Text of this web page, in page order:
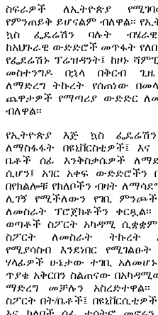
ስፍራዎች ለኢትዮጵያ
የምንጠይቅ ይሆናልም ብለዋል፡፡
ኳስ ፌዴሬሽን ባሉት
ከአህጉራዊ ውድድሮች መጥፋት
የፌደሬሽኑ ፕሬዝዳንት፤ ከዞኑ
መስተንግዶ በኋላ በቅርብ ጊዜ
ለማድረግ ትኩረት የሰጠነው
ጨዋታዎች የማጣሪያ ውድድር
ብለዋል፡፡
የኢትዮጵያ እጅ ኳስ ፌዴሬሽን
ለማስፋፋት በዩኒቨርስቲዎች፤ እና
ቤቶች ሰፊ እንቅስቃሴዎች
ሲሆን፤ አገር አቀፍ ውድድሮችን
በየክልሎቹ የክለቦችን ብዛት
ሊገኝ የሚችለውን የገቢ
ለመስራት ፕሮጀክቶችን ቀርጿል፡፡
ወጣቶች ስፖርት አካዳሚ ሲቋቋም
ስፖርት ለመስራት ትኩረት
የሚያሳስብ እንደነበር የሚገልፁት
ሃላፊዎች ሁኔታው ተገቢ
ጥያቄ አቅርበን ስልጠናው
ማድረግ መቻሉን አስረድተዋል፡፡
ስፖርት በት/ቤቶች፤